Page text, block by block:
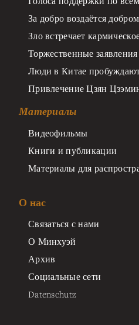
За добро воздаётся добром
Зло встречает
Торжественные заявления
Люди в Китае
Привлечение Цзян
Материалы
Видеофильмы
Книги и публикации
Материалы для
О нас
Связаться с нами
О Минхуэй
Архив
Социальные сети
Datenschutz